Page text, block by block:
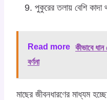
পুকুরের তলায় বেশি কাদা
Read more কীভাবে
বর্ণনা
মাছের জীবনধারণের মাধ্যম